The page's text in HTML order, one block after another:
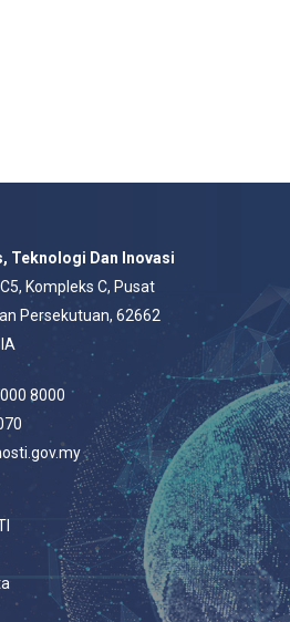
Teknologi Dan Inovasi
Kompleks C, Pusat
Persekutuan, 62662
8000